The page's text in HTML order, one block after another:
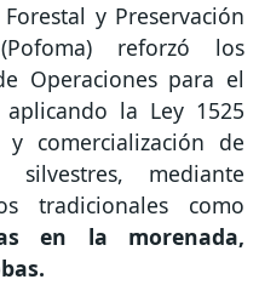
y Preservación
reforzó los
Operaciones para el
la Ley 1525
comercialización de
mediante
tradicionales como
en la morenada,